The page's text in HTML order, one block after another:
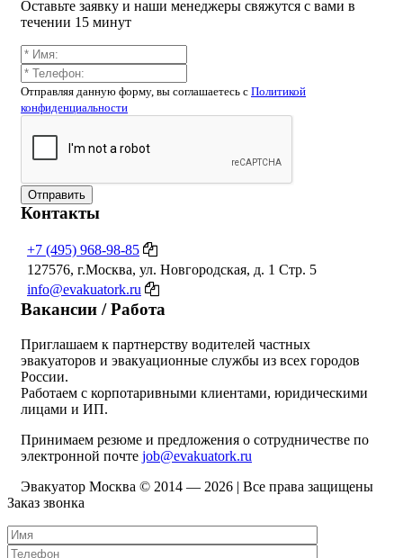
Оставьте заявку и наши менеджеры свяжутся с вами в
течении 15 минут
Отправляя данную форму, вы соглашаетесь c Политикой
конфиденциальности
Отправить
Контакты
+7 (495) 968-98-85
127576, г.Москва, ул. Новгородская, д. 1 Стр. 5
info@evakuatork.ru
Вакансии / Работа
Приглашаем к партнерству водителей частных
эвакуаторов и эвакуационные службы из всех городов
России.
Работаем с корпотаривными клиентами, юридическими
лицами и ИП.
Принимаем резюме и предложения о сотрудничестве по
электронной почте job@evakuatork.ru
Эвакуатор Москва © 2014 — 2026 | Все права защищены
Заказ звонка